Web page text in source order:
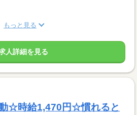
もっと見る
人詳細を見る
☆時給1,470円☆慣れると